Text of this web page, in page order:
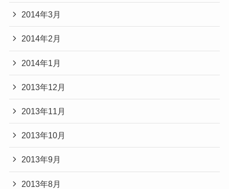
2014年3月
2014年2月
2014年1月
2013年12月
2013年11月
2013年10月
2013年9月
2013年8月